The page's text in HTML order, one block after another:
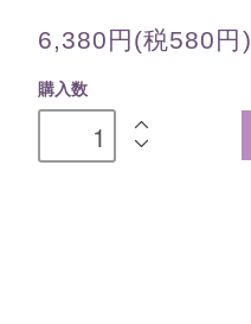
6,380円(税580円)
購入数